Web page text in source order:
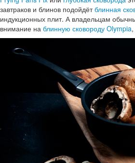
завтраков и блинов подойдётблинная
индукционных плит. А владельцам
внимание на блинную сковороду Olympia